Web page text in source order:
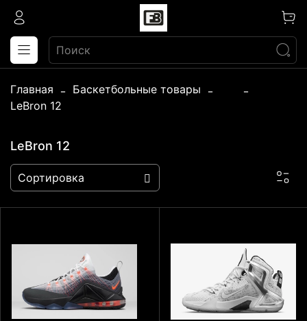
Главная Баскетбольные товары
LeBron 12
LeBron 12